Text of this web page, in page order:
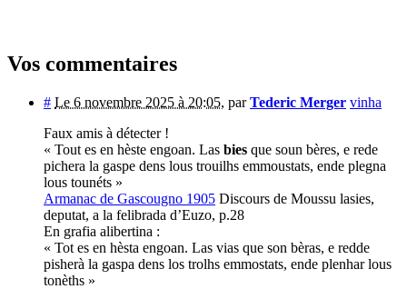
Vos commentaires
# Le 6 novembre 2025 à 20:05, parTederic Merger vinha
Faux amis à détecter !
« Tout es en hèste engoan. Las bies que soun bères, e rede
pichera la gaspe dens lous trouilhs emmoustats, ende plegna
lous tounéts »
Armanac de Gascougno 1905 Discours de Moussu lasies,
deputat, a la felibrada d’Euzo, p.28
En grafia alibertina :
« Tot es en hèsta engoan. Las vias que son bèras, e redde
pisherà la gaspa dens los trolhs emmostats, ende plenhar lous
tonèths »